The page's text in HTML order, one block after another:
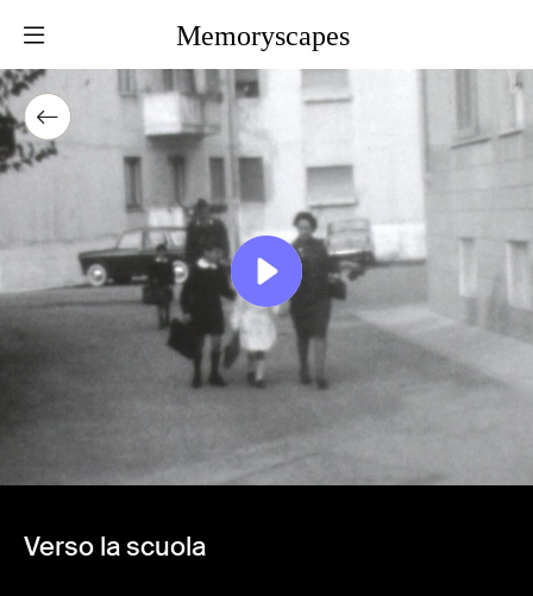
Memoryscapes
Verso la scuola